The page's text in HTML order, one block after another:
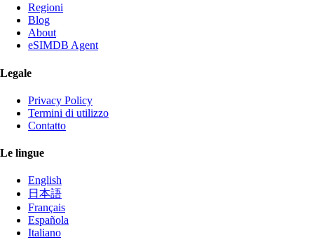
Regioni
Blog
About
eSIMDB Agent
Legale
Privacy Policy
Termini di utilizzo
Contatto
Le lingue
English
日本語
Français
Española
Italiano